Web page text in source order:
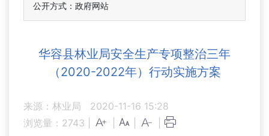
公开方式：政府网站
华容县林业局安全生产专项整治三年
（2020-2022年）行动实施方案
来源：林业局
2020-11-16 15:28
浏览量： 2743